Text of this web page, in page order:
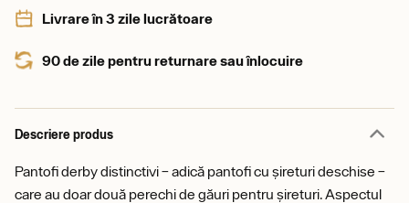
Livrare în 3 zile lucrătoare
90 de zile pentru returnare sau înlocuire
Descriere produs
Pantofi derby distinctivi – adică pantofi cu șireturi deschise –
care au doar două perechi de găuri pentru șireturi. Aspectul